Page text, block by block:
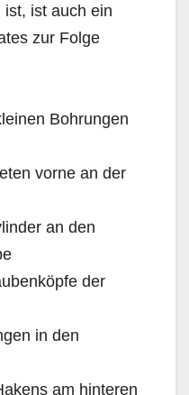
ist auch ein
zur Folge
Bohrungen
vorne an der
an den
der
in den
am hinteren